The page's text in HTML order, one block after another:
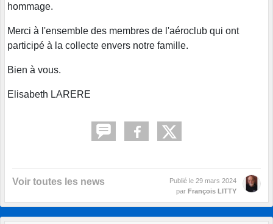
hommage.
Merci à l'ensemble des membres de l'aéroclub qui ont
participé à la collecte envers notre famille.
Bien à vous.
Elisabeth LARERE
Voir toutes les news Publié le 29 mars 2024
par François LITTY